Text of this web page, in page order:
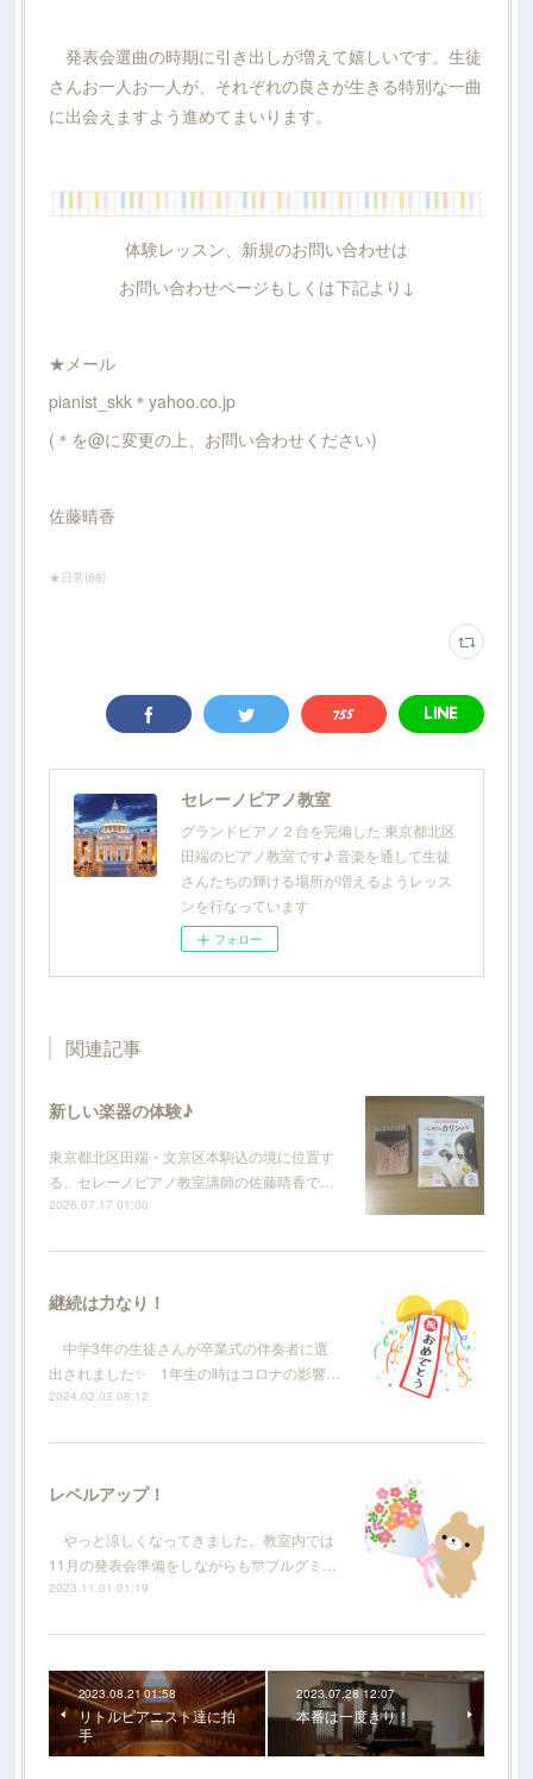
発表会選曲の時期に引き出しが増えて嬉しいです。生徒
さんお一人お一人が、それぞれの良さが生きる特別な一曲
に出会えますよう進めてまいります。
体験レッスン、新規のお問い合わせは
お問い合わせページもしくは下記より↓
★メール
pianist_skk＊yahoo.co.jp
(＊を@に変更の上、お問い合わせください)
佐藤晴香
★日常(88)
セレーノピアノ教室
グランドピアノ２台を完備した 東京都北区
田端のピアノ教室です♪ 音楽を通して生徒
さんたちの輝ける場所が増えるようレッス
ンを行なっています
フォロー
関連記事
新しい楽器の体験♪
東京都北区田端・文京区本駒込の境に位置す
る、セレーノピアノ教室講師の佐藤晴香で…
2026.07.17 01:00
継続は力なり！
中学3年の生徒さんが卒業式の伴奏者に選
出されました✨ 1年生の時はコロナの影響…
2024.02.03 08:12
レベルアップ！
やっと涼しくなってきました。教室内では
11月の発表会準備をしながらも🎊ブルグミ…
2023.11.01 01:19
2023.08.21 01:58
リトルピアニスト達に拍
手
2023.07.28 12:07
本番は一度きり！